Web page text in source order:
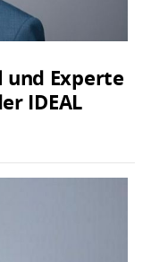
und Experte
IDEAL